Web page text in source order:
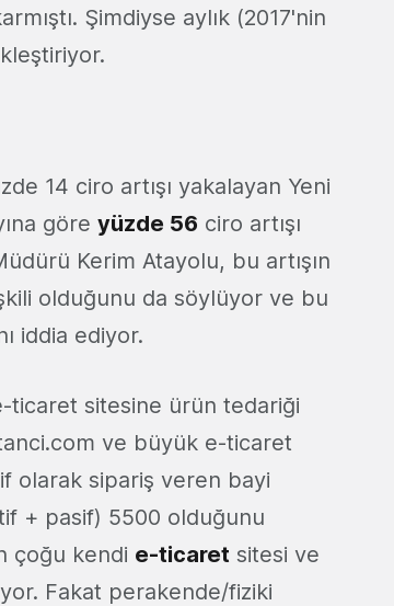
Şimdiyse aylık (2017'nin
14 ciro artışı yakalayan Yeni
göre yüzde 56 ciro artışı
Kerim Atayolu, bu artışın
olduğunu da söylüyor ve bu
iddia ediyor.
ticaret sitesine ürün tedariği
ve büyük e-ticaret
olarak sipariş veren bayi
+ pasif) 5500 olduğunu
çoğu kendi e-ticaret sitesi ve
Fakat perakende/fiziki